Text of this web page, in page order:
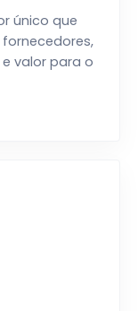
único que
valor para o